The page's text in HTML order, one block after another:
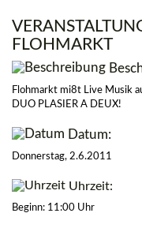
FLOHMARKT
Flohmarkt mi8t Live Musik
DUO PLASIER A DEUX!
Datum:
Donnerstag, 2.6.2011
Uhrzeit:
Beginn: 11:00 Uhr